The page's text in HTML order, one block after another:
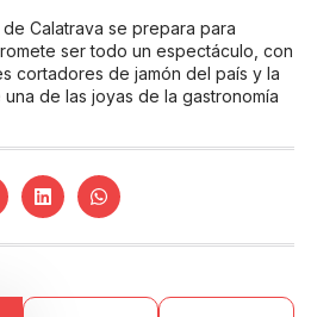
Calatrava se prepara para
ser todo un espectáculo, con
cortadores de jamón del país y la
de las joyas de la gastronomía